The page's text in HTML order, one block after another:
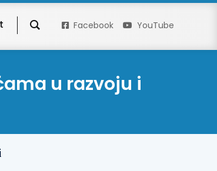
Facebook YouTube
u razvoju i